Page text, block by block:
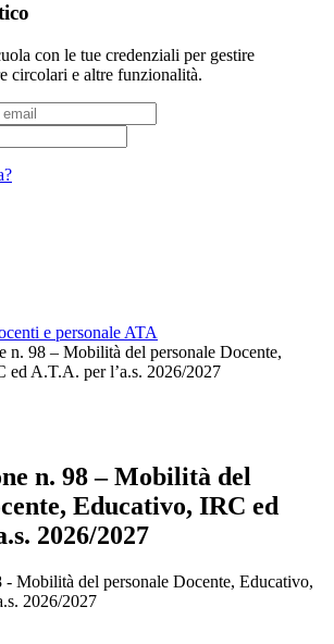
con le tue credenziali per gestire
circolari e altre funzionalità.
e personale ATA
n. 98 – Mobilità del personale Docente,
ed A.T.A. per l’a.s. 2026/2027
n. 98 – Mobilità del
Educativo, IRC ed
2026/2027
- Mobilità del personale Docente, Educativo,
2026/2027